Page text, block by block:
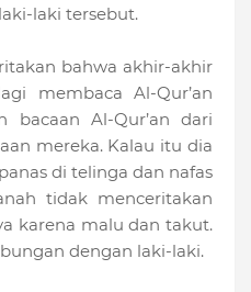
laki tersebut.
bahwa akhir-akhir
membaca Al-Qur’an
bacaan Al-Qur’an dari
mereka. Kalau itu dia
di telinga dan nafas
tidak menceritakan
karena malu dan takut.
dengan laki-laki.